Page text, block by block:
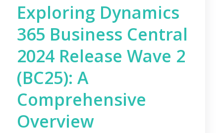
Exploring Dynamics
365 Business Central
2024 Release Wave 2
(BC25): A
Comprehensive
Overview